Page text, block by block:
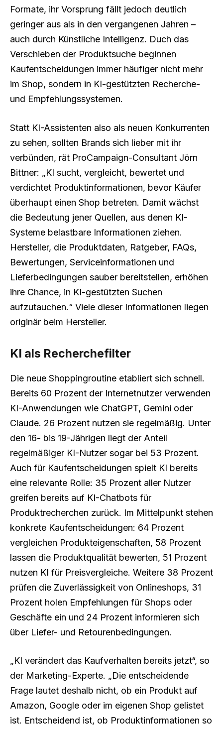
Formate, ihr Vorsprung fällt jedoch deutlich
geringer aus als in den vergangenen Jahren –
auch durch Künstliche Intelligenz. Duch das
Verschieben der Produktsuche beginnen
Kaufentscheidungen immer häufiger nicht mehr
im Shop, sondern in KI-gestützten Recherche-
und Empfehlungssystemen.
Statt KI-Assistenten also als neuen Konkurrenten
zu sehen, sollten Brands sich lieber mit ihr
verbünden, rät ProCampaign-Consultant Jörn
Bittner: „KI sucht, vergleicht, bewertet und
verdichtet Produktinformationen, bevor Käufer
überhaupt einen Shop betreten. Damit wächst
die Bedeutung jener Quellen, aus denen KI-
Systeme belastbare Informationen ziehen.
Hersteller, die Produktdaten, Ratgeber, FAQs,
Bewertungen, Serviceinformationen und
Lieferbedingungen sauber bereitstellen, erhöhen
ihre Chance, in KI-gestützten Suchen
aufzutauchen.“ Viele dieser Informationen liegen
originär beim Hersteller.
KI als Recherchefilter
Die neue Shoppingroutine etabliert sich schnell.
Bereits 60 Prozent der Internetnutzer verwenden
KI-Anwendungen wie ChatGPT, Gemini oder
Claude. 26 Prozent nutzen sie regelmäßig. Unter
den 16- bis 19-Jährigen liegt der Anteil
regelmäßiger KI-Nutzer sogar bei 53 Prozent.
Auch für Kaufentscheidungen spielt KI bereits
eine relevante Rolle: 35 Prozent aller Nutzer
greifen bereits auf KI-Chatbots für
Produktrecherchen zurück. Im Mittelpunkt stehen
konkrete Kaufentscheidungen: 64 Prozent
vergleichen Produkteigenschaften, 58 Prozent
lassen die Produktqualität bewerten, 51 Prozent
nutzen KI für Preisvergleiche. Weitere 38 Prozent
prüfen die Zuverlässigkeit von Onlineshops, 31
Prozent holen Empfehlungen für Shops oder
Geschäfte ein und 24 Prozent informieren sich
über Liefer- und Retourenbedingungen.
„KI verändert das Kaufverhalten bereits jetzt“, so
der Marketing-Experte. „Die entscheidende
Frage lautet deshalb nicht, ob ein Produkt auf
Amazon, Google oder im eigenen Shop gelistet
ist. Entscheidend ist, ob Produktinformationen so